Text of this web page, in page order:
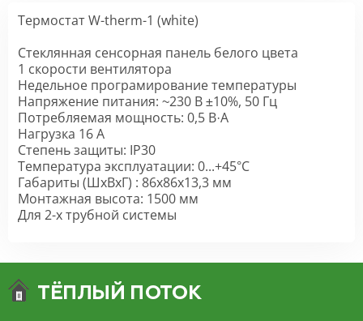
Термостат W-therm-1 (white)
Стеклянная сенсорная панель белого цвета
1 скорости вентилятора
Недельное програмирование температуры
Напряжение питания: ~230 В ±10%, 50 Гц
Потребляемая мощность: 0,5 В·А
Нагрузка 16 А
Степень защиты: IP30
Температура эксплуатации: 0...+45°С
Габариты (ШxВxГ) : 86x86x13,3 мм
Монтажная высота: 1500 мм
Для 2-х трубной системы